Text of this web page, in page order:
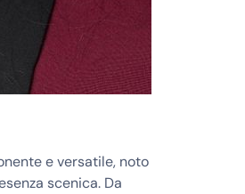
e versatile, noto
scenica. Da